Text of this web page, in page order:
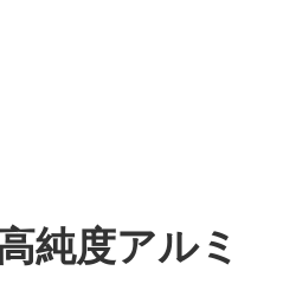
純度アルミ